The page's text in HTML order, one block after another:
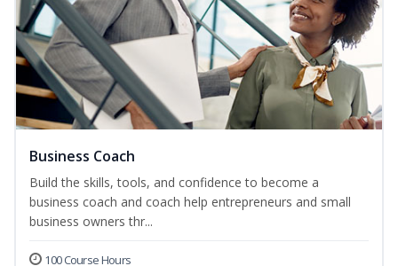
Business Coach
Build the skills, tools, and confidence to become a
business coach and coach help entrepreneurs and small
business owners thr...
100 Course Hours